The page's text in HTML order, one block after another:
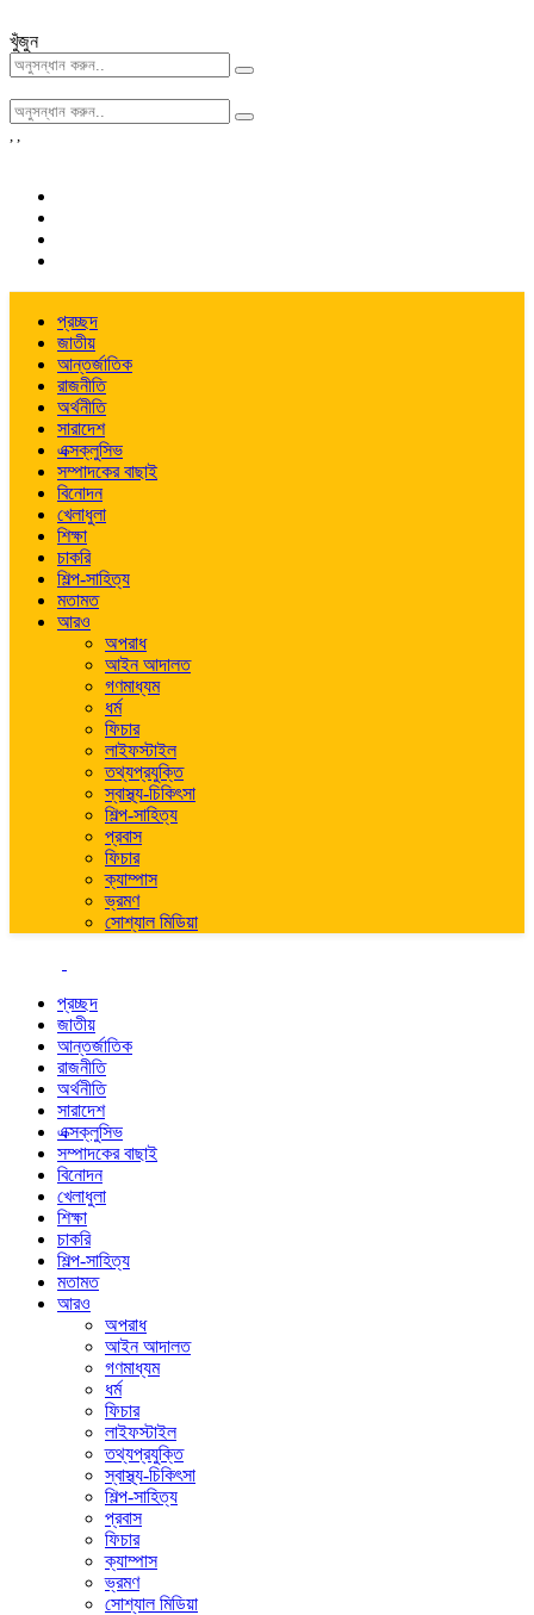
খুঁজুন
, ,
প্রচ্ছদ
জাতীয়
আন্তর্জাতিক
রাজনীতি
অর্থনীতি
সারাদেশ
এক্সক্লুসিভ
সম্পাদকের বাছাই
বিনোদন
খেলাধুলা
শিক্ষা
চাকরি
শিল্প-সাহিত্য
মতামত
আরও
অপরাধ
আইন আদালত
গণমাধ্যম
ধর্ম
ফিচার
লাইফস্টাইল
তথ্যপ্রযুক্তি
স্বাস্থ্য-চিকিৎসা
শিল্প-সাহিত্য
প্রবাস
ফিচার
ক্যাম্পাস
ভ্রমণ
সোশ্যাল মিডিয়া
প্রচ্ছদ
জাতীয়
আন্তর্জাতিক
রাজনীতি
অর্থনীতি
সারাদেশ
এক্সক্লুসিভ
সম্পাদকের বাছাই
বিনোদন
খেলাধুলা
শিক্ষা
চাকরি
শিল্প-সাহিত্য
মতামত
আরও
অপরাধ
আইন আদালত
গণমাধ্যম
ধর্ম
ফিচার
লাইফস্টাইল
তথ্যপ্রযুক্তি
স্বাস্থ্য-চিকিৎসা
শিল্প-সাহিত্য
প্রবাস
ফিচার
ক্যাম্পাস
ভ্রমণ
সোশ্যাল মিডিয়া